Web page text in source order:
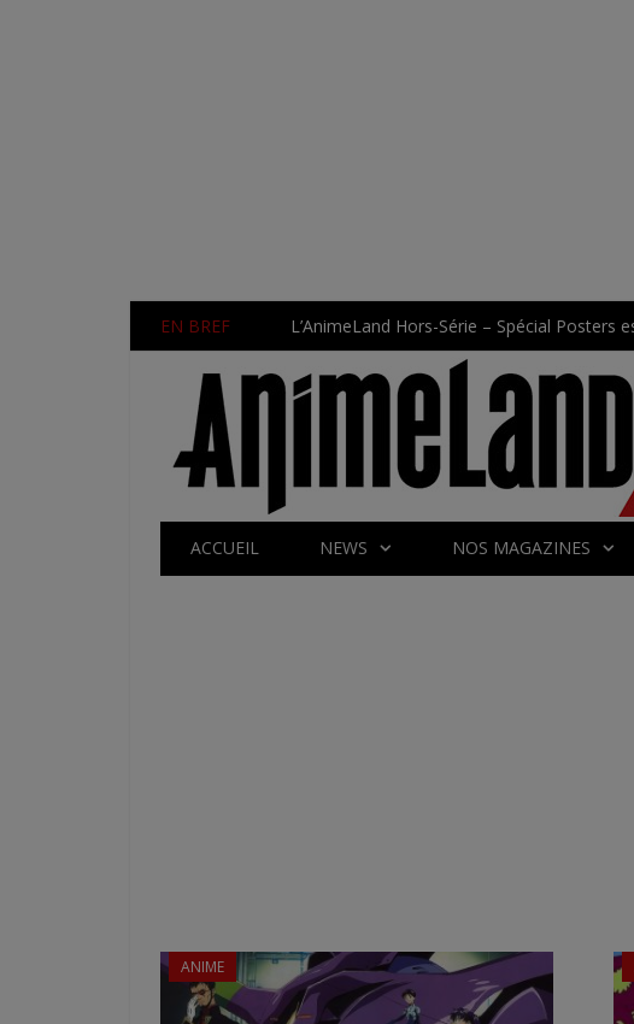
EN BREF L’AnimeLand Hors-Série – Spécial Posters
ACCUEIL NEWS NOS MAGAZINES
ANIME